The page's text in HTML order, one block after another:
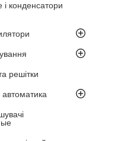
і конденсатори
решітки